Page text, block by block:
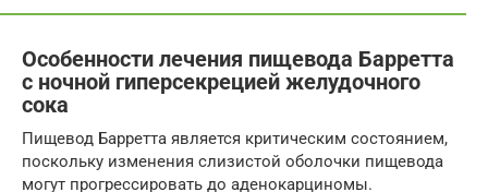
Особенности лечения пищевода Барретта
с ночной гиперсекрецией желудочного
сока
Пищевод Барретта является критическим состоянием,
поскольку изменения слизистой оболочки пищевода
могут прогрессировать до аденокарциномы.